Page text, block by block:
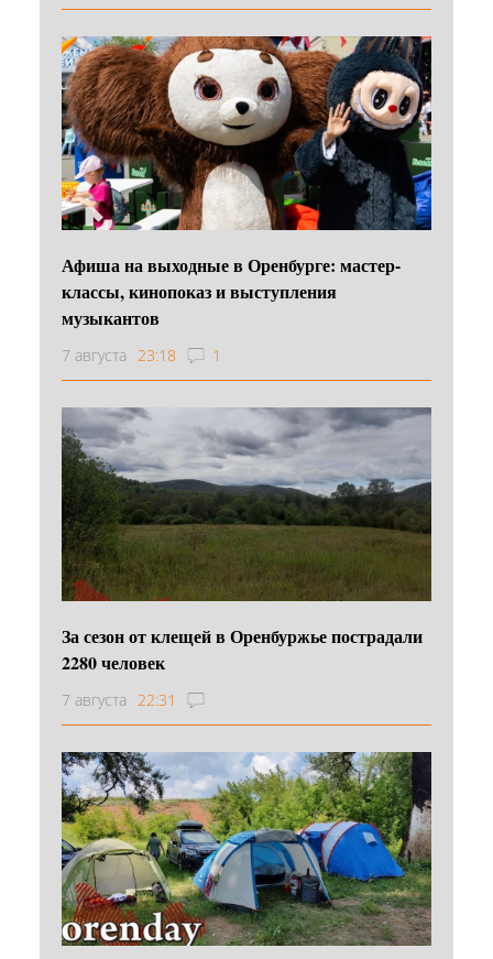
Афиша на выходные в Оренбурге: мастер-
классы, кинопоказ и выступления
музыкантов
7 августа 23:18 1
За сезон от клещей в Оренбуржье пострадали
2280 человек
7 августа 22:31